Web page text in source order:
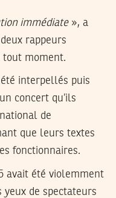
immédiate», a
rappeurs
tout moment.
interpellés puis
concert qu’ils
de
que leurs textes
fonctionnaires.
avait été violemment
de spectateurs